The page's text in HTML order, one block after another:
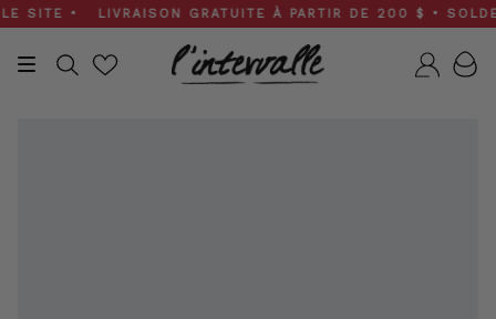
Skip
to
content
• LIVRAISON GRATUITE À PARTIR DE 200 $ •
Recherche